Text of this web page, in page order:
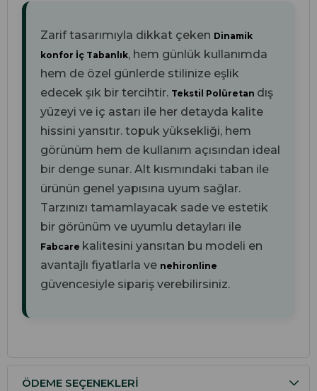
Zarif tasarımıyla dikkat çeken Dinamik
konfor İç Tabanlık, hem günlük kullanımda
hem de özel günlerde stilinize eşlik
edecek şık bir tercihtir. Tekstil Polüretan dış
yüzeyi ve iç astarı ile her detayda kalite
hissini yansıtır. topuk yüksekliği, hem
görünüm hem de kullanım açısından ideal
bir denge sunar. Alt kısmındaki taban ile
ürünün genel yapısına uyum sağlar.
Tarzınızı tamamlayacak sade ve estetik
bir görünüm ve uyumlu detayları ile
Fabcare kalitesini yansıtan bu modeli en
avantajlı fiyatlarla ve nehironline
güvencesiyle sipariş verebilirsiniz.
ÖDEME SEÇENEKLERI